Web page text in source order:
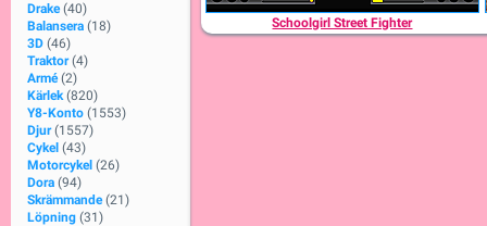
Drake (40)
Balansera (18)
3D (46)
Traktor (4)
Armé (2)
Kärlek (820)
Y8-Konto (1553)
Djur (1557)
Cykel (43)
Motorcykel (26)
Dora (94)
Skrämmande (21)
Löpning (31)
Schoolgirl Street Fighter